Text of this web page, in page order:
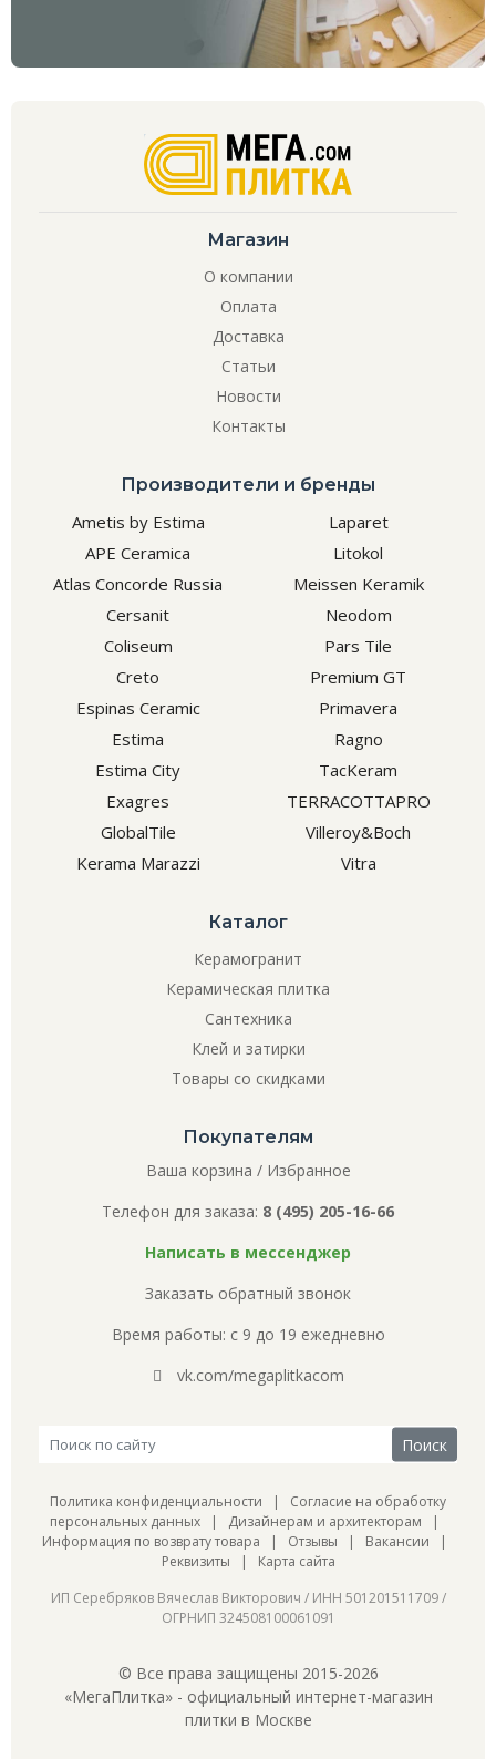
Магазин
О компании
Оплата
Доставка
Статьи
Новости
Контакты
Производители и бренды
Ametis by Estima
APE Ceramica
Atlas Concorde Russia
Cersanit
Coliseum
Creto
Espinas Ceramic
Estima
Estima City
Exagres
GlobalTile
Kerama Marazzi
Laparet
Litokol
Meissen Keramik
Neodom
Pars Tile
Premium GT
Primavera
Ragno
TacKeram
TERRACOTTAPRO
Villeroy&Boch
Vitra
Каталог
Керамогранит
Керамическая плитка
Сантехника
Клей и затирки
Товары со скидками
Покупателям
Ваша корзина / Избранное
Телефон для заказа: 8 (495) 205-16-66
Написать в мессенджер
Заказать обратный звонок
Время работы: с 9 до 19 ежедневно
vk.com/megaplitkacom
Политика конфиденциальности | Согласие на обработку
персональных данных | Дизайнерам и архитекторам |
Информация по возврату товара | Отзывы | Вакансии |
Реквизиты | Карта сайта
ИП Серебряков Вячеслав Викторович / ИНН 501201511709 /
ОГРНИП 324508100061091
© Все права защищены 2015-2026
«МегаПлитка» - официальный интернет-магазин
плитки в Москве